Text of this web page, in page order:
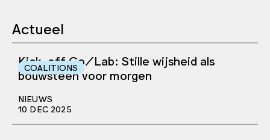
Actueel
COALITIONS
Kick-off Co/Lab: Stille wijsheid als
bouwsteen voor morgen
NIEUWS
10 DEC 2025